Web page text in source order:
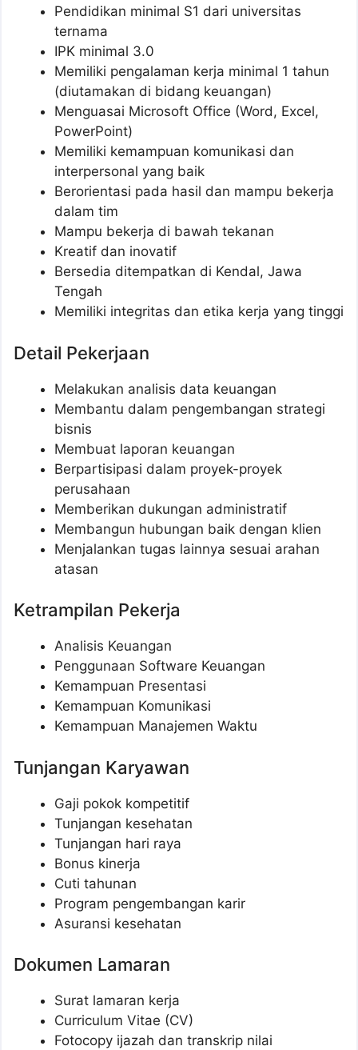
Pendidikan minimal S1 dari universitas
ternama
IPK minimal 3.0
Memiliki pengalaman kerja minimal 1 tahun
(diutamakan di bidang keuangan)
Menguasai Microsoft Office (Word, Excel,
PowerPoint)
Memiliki kemampuan komunikasi dan
interpersonal yang baik
Berorientasi pada hasil dan mampu bekerja
dalam tim
Mampu bekerja di bawah tekanan
Kreatif dan inovatif
Bersedia ditempatkan di Kendal, Jawa
Tengah
Memiliki integritas dan etika kerja yang tinggi
Detail Pekerjaan
Melakukan analisis data keuangan
Membantu dalam pengembangan strategi
bisnis
Membuat laporan keuangan
Berpartisipasi dalam proyek-proyek
perusahaan
Memberikan dukungan administratif
Membangun hubungan baik dengan klien
Menjalankan tugas lainnya sesuai arahan
atasan
Ketrampilan Pekerja
Analisis Keuangan
Penggunaan Software Keuangan
Kemampuan Presentasi
Kemampuan Komunikasi
Kemampuan Manajemen Waktu
Tunjangan Karyawan
Gaji pokok kompetitif
Tunjangan kesehatan
Tunjangan hari raya
Bonus kinerja
Cuti tahunan
Program pengembangan karir
Asuransi kesehatan
Dokumen Lamaran
Surat lamaran kerja
Curriculum Vitae (CV)
Fotocopy ijazah dan transkrip nilai